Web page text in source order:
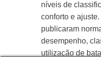
níveis de
conforto e
publicaram
desempenho,
utilização de